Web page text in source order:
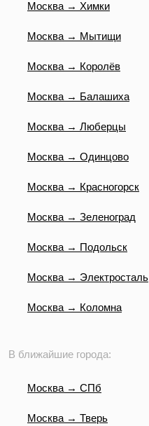
Москва → Химки
Москва → Мытищи
Москва → Королёв
Москва → Балашиха
Москва → Люберцы
Москва → Одинцово
Москва → Красногорск
Москва → Зеленоград
Москва → Подольск
Москва → Электросталь
Москва → Коломна
В ближайшие города:
Москва → СПб
Москва → Тверь